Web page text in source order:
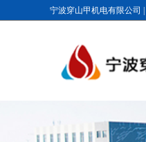
宁波穿山甲机电有限公司